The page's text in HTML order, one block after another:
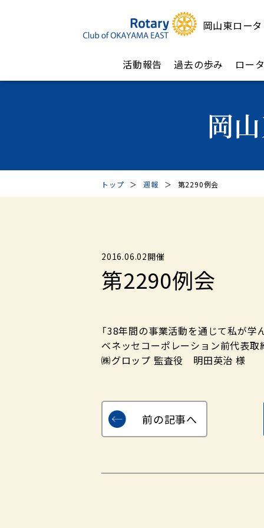
岡山東ロー
活動報告 過去の歩み ロー
岡
トップ ＞ 週報 ＞ 第2290例会
2016.06.02開催
第2290例会
「38年間の事業活動を通じて私が学
ベネッセコーポレーション前代表取
㈱グロップ 監査役 明田英治 様
前の記事へ